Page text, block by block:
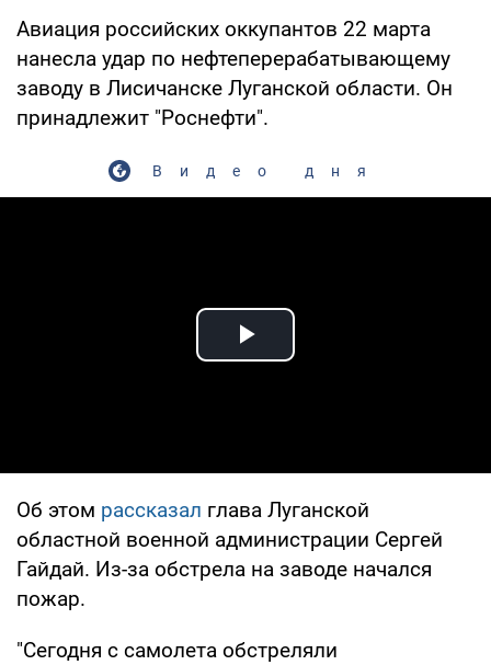
Авиация российских оккупантов 22 марта
нанесла удар по нефтеперерабатывающему
заводу в Лисичанске Луганской области. Он
принадлежит "Роснефти".
Видео дня
Play Video
Об этом рассказал глава Луганской
областной военной администрации Сергей
Гайдай. Из-за обстрела на заводе начался
пожар.
"Сегодня с самолета обстреляли